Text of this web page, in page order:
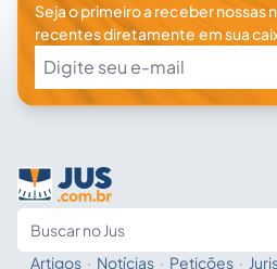
Seja o primeiro a receber nossas
recentes diretamente em sua
Artigos · Notícias · Petições ·